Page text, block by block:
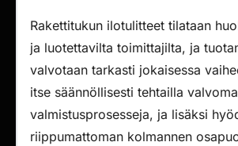
Rakettitukun ilotulitteet tilataan
ja luotettavilta toimittajilta, ja
valvotaan tarkasti jokaisessa
itse säännöllisesti tehtailla
valmistusprosesseja, ja lisäksi
riippumattoman kolmannen